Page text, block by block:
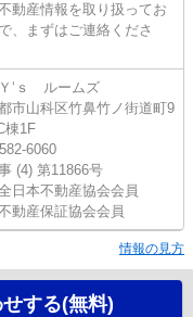
動産情報を取り扱ってお
、まずはご連絡くださ
‘ｓ ルームズ
市山科区竹鼻竹ノ街道町9
棟1F
6060
(4) 第11866号
日本不動産協会会員
動産保証協会会員
情報の見方
する(無料)